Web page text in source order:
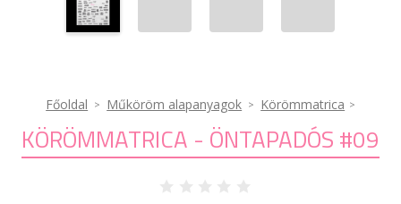
Főoldal Műköröm alapanyagok Körömmatrica
KÖRÖMMATRICA - ÖNTAPADÓS #09